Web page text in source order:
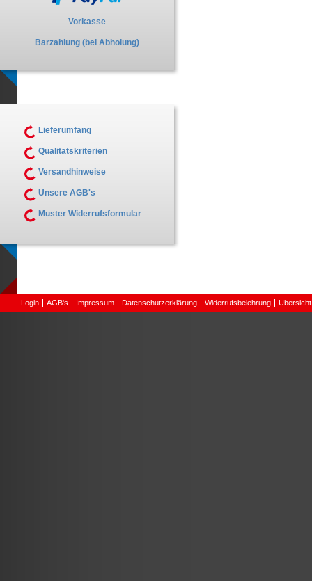
Vorkasse
Barzahlung (bei Abholung)
Lieferumfang
Qualitätskriterien
Versandhinweise
Unsere AGB's
Muster Widerrufsformular
Login AGB's Impressum Datenschutzerklärung Widerrufsbelehrung